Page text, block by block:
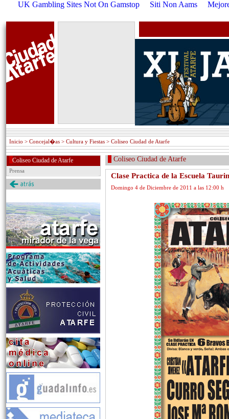
UK Gambling Sites Not On Gamstop Siti Non Aams
Inicio > Concejal�as > Cultura y Fiestas > Coliseo Ciudad de Atarfe
Coliseo Ciudad de Atarfe
Prensa
Coliseo Ciudad de Atarfe
Clase Practica de la Escuela
Domingo 4 de Diciembre de 2011 a las 12:00 h